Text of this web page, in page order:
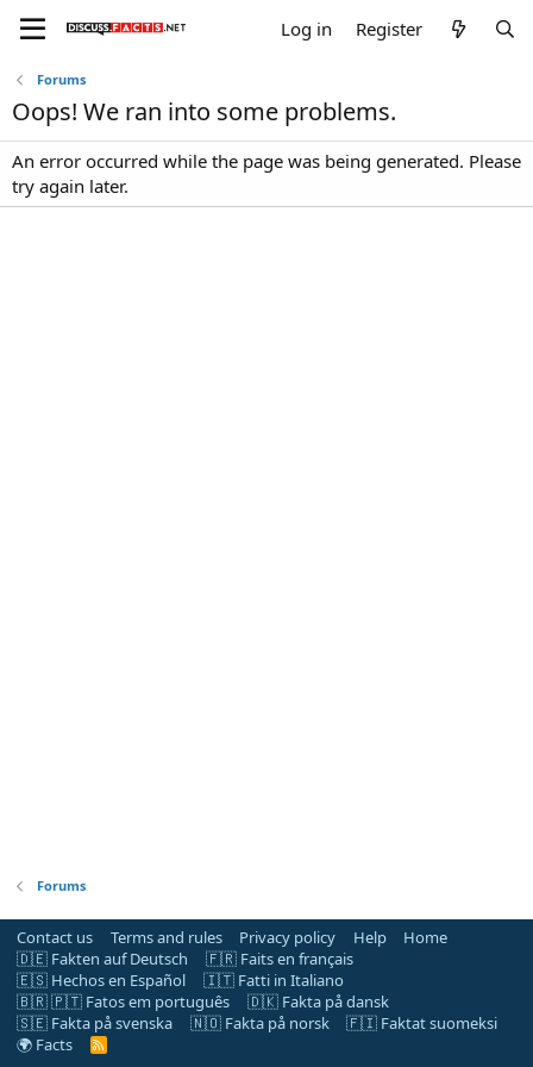
Log in Register
Forums
Oops! We ran into some problems.
An error occurred while the page was being generated. Please
try again later.
Forums
Contact us Terms and rules Privacy policy Help
Home
🇩🇪 Fakten auf Deutsch
🇫🇷 Faits en français
🇪🇸 Hechos en Español
🇮🇹 Fatti in Italiano
🇧🇷 🇵🇹 Fatos em português
🇩🇰 Fakta på dansk
🇸🇪 Fakta på svenska
🇳🇴 Fakta på norsk
🇫🇮 Faktat suomeksi
🌍 Facts
R